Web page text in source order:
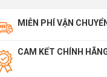
MIỄN PHÍ VẬN CHUYỂN
CAM KẾT CHÍNH